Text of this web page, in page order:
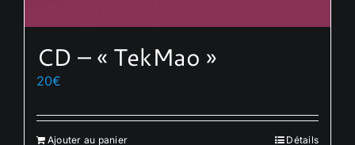
CD – « TekMao »
20€
Ajouter au panier Détails